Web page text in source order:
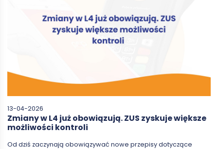
13-04-2026
Zmiany w L4 już obowiązują. ZUS zyskuje większe
możliwości kontroli
Od dziś zaczynają obowiązywać nowe przepisy dotyczące